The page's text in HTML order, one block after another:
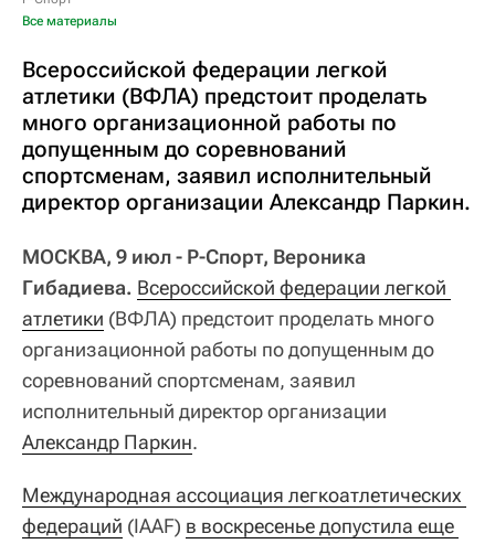
Все материалы
Всероссийской федерации легкой
атлетики (ВФЛА) предстоит проделать
много организационной работы по
допущенным до соревнований
спортсменам, заявил исполнительный
директор организации Александр Паркин.
МОСКВА, 9 июл - Р-Спорт, Вероника
Гибадиева. Всероссийской федерации легкой
атлетики (ВФЛА) предстоит проделать много
организационной работы по допущенным до
соревнований спортсменам, заявил
исполнительный директор организации
Александр Паркин.
Международная ассоциация легкоатлетических
федераций (IAAF) в воскресенье допустила еще